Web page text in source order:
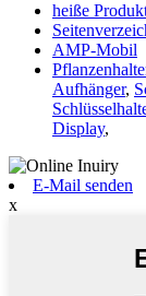
heiße
AMP-Mobil
Aufhänger,
Display,
E-Mail senden
x